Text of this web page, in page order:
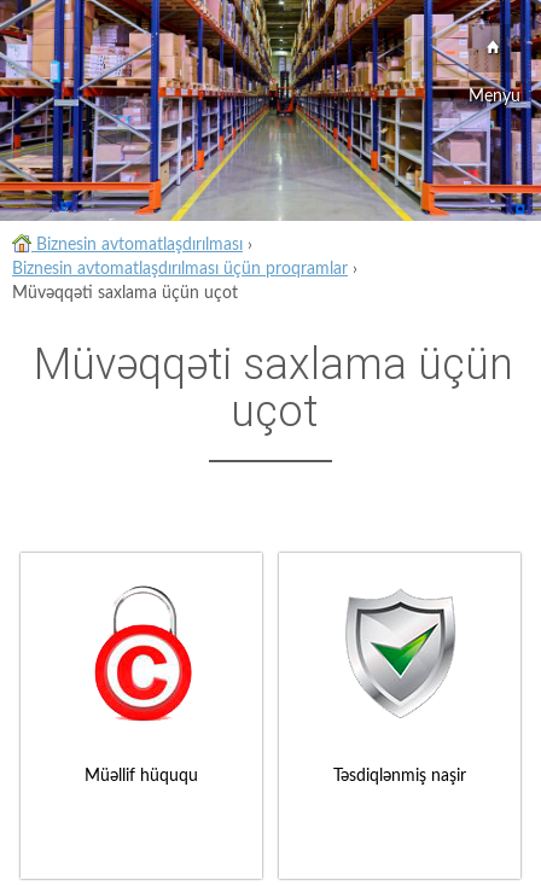
Menyu
Biznesin avtomatlaşdırılması ›
Biznesin avtomatlaşdırılması üçün proqramlar ›
Müvəqqəti saxlama üçün uçot
Müvəqqəti saxlama üçün
uçot
Müəllif hüququ Təsdiqlənmiş naşir